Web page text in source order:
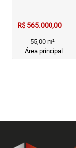
R$ 565.000,00
55,00 m²
Área principal